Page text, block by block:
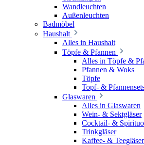
Wandleuchten
Außenleuchten
Badmöbel
Haushalt
Alles in Haushalt
Töpfe & Pfannen
Alles in Töpfe &
Pfannen & Woks
Töpfe
Topf- &
Glaswaren
Alles in Glaswaren
Wein- & Sektgläser
Cocktail- &
Trinkgläser
Kaffee- & Teegläser